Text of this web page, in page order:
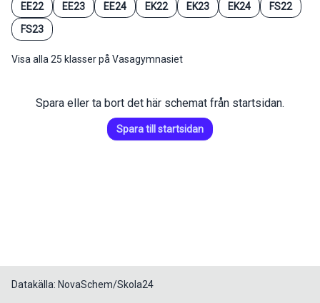
EE22 EE23 EE24 EK22 EK23 EK24
FS22
FS23
Visa alla 25 klasser på Vasagymnasiet
Spara eller ta bort det här schemat från startsidan.
Spara till startsidan
Datakälla: NovaSchem/Skola24